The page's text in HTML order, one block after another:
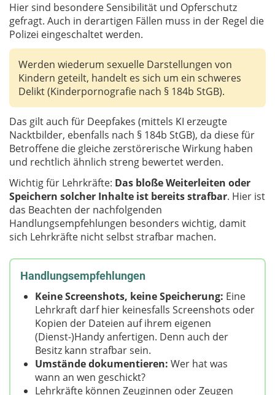
Hier sind besondere Sensibilität und Opferschutz
gefragt. Auch in derartigen Fällen muss in der Regel die
Polizei eingeschaltet werden.
Werden wiederum sexuelle Darstellungen von
Kindern geteilt, handelt es sich um ein schweres
Delikt (Kinderpornografie nach § 184b StGB).
Das gilt auch für Deepfakes (mittels KI erzeugte
Nacktbilder, ebenfalls nach § 184b StGB), da diese für
Betroffene die gleiche zerstörerische Wirkung haben
und rechtlich ähnlich streng bewertet werden.
Wichtig für Lehrkräfte: Das bloße Weiterleiten oder
Speichern solcher Inhalte ist bereits strafbar. Hier ist
das Beachten der nachfolgenden
Handlungsempfehlungen besonders wichtig, damit
sich Lehrkräfte nicht selbst strafbar machen.
Handlungsempfehlungen
Keine Screenshots, keine Speicherung: Eine
Lehrkraft darf hier keinesfalls Screenshots oder
Kopien der Dateien auf ihrem eigenen
(Dienst-)Handy anfertigen. Denn auch der
Besitz kann strafbar sein.
Umstände dokumentieren: Wer hat was
wann an wen geschickt?
Lehrkräfte können Zeuginnen oder Zeugen